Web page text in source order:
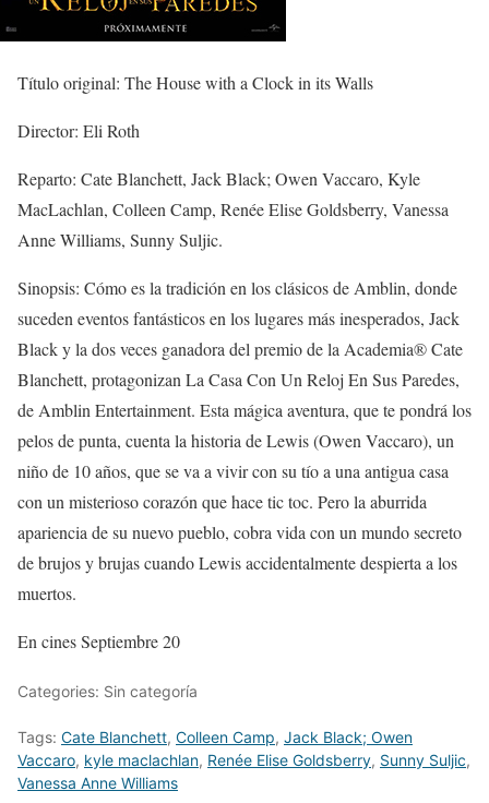
Título original: The House with a Clock in its Walls
Director: Eli Roth
Reparto: Cate Blanchett, Jack Black; Owen Vaccaro, Kyle
MacLachlan, Colleen Camp, Renée Elise Goldsberry, Vanessa
Anne Williams, Sunny Suljic.
Sinopsis: Cómo es la tradición en los clásicos de Amblin, donde
suceden eventos fantásticos en los lugares más inesperados, Jack
Black y la dos veces ganadora del premio de la Academia® Cate
Blanchett, protagonizan La Casa Con Un Reloj En Sus Paredes,
de Amblin Entertainment. Esta mágica aventura, que te pondrá los
pelos de punta, cuenta la historia de Lewis (Owen Vaccaro), un
niño de 10 años, que se va a vivir con su tío a una antigua casa
con un misterioso corazón que hace tic toc. Pero la aburrida
apariencia de su nuevo pueblo, cobra vida con un mundo secreto
de brujos y brujas cuando Lewis accidentalmente despierta a los
muertos.
En cines Septiembre 20
Categories: Sin categoría
Tags: Cate Blanchett, Colleen Camp, Jack Black; Owen
Vaccaro, kyle maclachlan, Renée Elise Goldsberry, Sunny Suljic,
Vanessa Anne Williams